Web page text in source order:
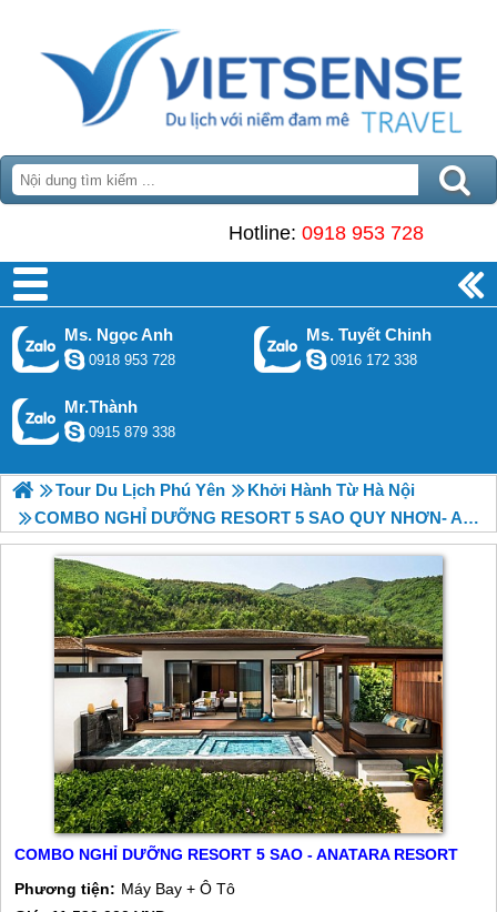
Hotline: 0918 953 728
Ms. Ngọc Anh
0918 953 728
Ms. Tuyết Chinh
0916 172 338
Mr.Thành
0915 879 338
Tour Du Lịch Phú Yên
Khởi Hành Từ Hà Nội
COMBO NGHỈ DƯỠNG RESORT 5 SAO QUY NHƠN- ANATARA RESORT
COMBO NGHỈ DƯỠNG RESORT 5 SAO - ANATARA RESORT
Phương tiện: Máy Bay + Ô Tô